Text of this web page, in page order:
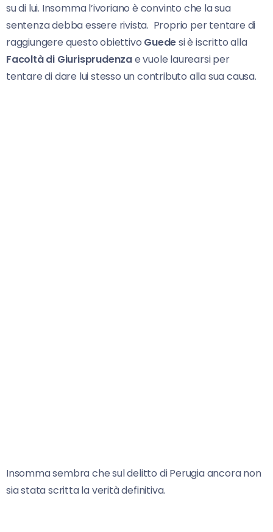
su di lui. Insomma l’ivoriano è convinto che la sua
sentenza debba essere rivista. Proprio per tentare di
raggiungere questo obiettivo Guedesi è iscritto alla
Facoltà di Giurisprudenzae vuole laurearsi per
tentare di dare lui stesso un contributo alla sua causa.
Insomma sembra che sul delitto di Perugia ancora non
sia stata scritta la verità definitiva.